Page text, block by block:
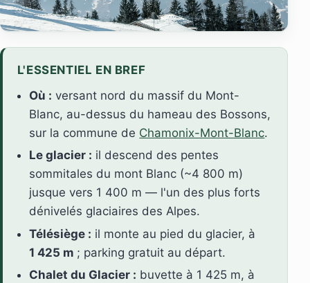
L'ESSENTIEL EN BREF
Où : versant nord du massif du Mont-
Blanc, au-dessus du hameau des Bossons,
sur la commune de Chamonix-Mont-Blanc.
Le glacier : il descend des pentes
sommitales du mont Blanc (~4 800 m)
jusque vers 1 400 m — l'un des plus forts
dénivelés glaciaires des Alpes.
Télésiège : il monte au pied du glacier, à
1 425 m ; parking gratuit au départ.
Chalet du Glacier : buvette à 1 425 m, à